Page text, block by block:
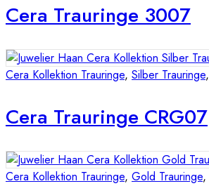
Cera Trauringe 3007
Cera Kollektion Trauringe, Silber Trauringe,
Cera Trauringe CRG07
Cera Kollektion Trauringe, Gold Trauringe,